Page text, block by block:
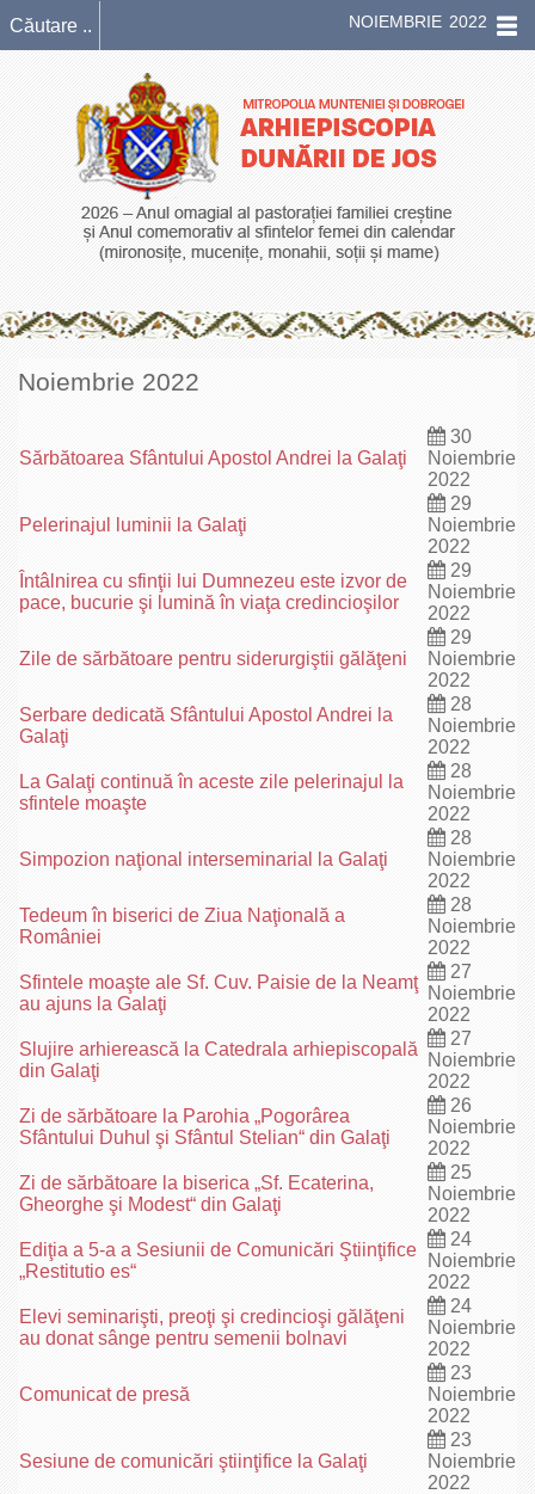
NOIEMBRIE 2022
Noiembrie 2022
Sărbătoarea Sfântului Apostol Andrei la Galaţi
30
Noiembrie
2022
Pelerinajul luminii la Galaţi
29
Noiembrie
2022
Întâlnirea cu sfinţii lui Dumnezeu este izvor de
pace, bucurie şi lumină în viaţa credincioşilor
29
Noiembrie
2022
Zile de sărbătoare pentru siderurgiştii gălăţeni
29
Noiembrie
2022
Serbare dedicată Sfântului Apostol Andrei la
Galaţi
28
Noiembrie
2022
La Galaţi continuă în aceste zile pelerinajul la
sfintele moaşte
28
Noiembrie
2022
Simpozion naţional interseminarial la Galaţi
28
Noiembrie
2022
Tedeum în biserici de Ziua Naţională a
României
28
Noiembrie
2022
Sfintele moaşte ale Sf. Cuv. Paisie de la Neamţ
au ajuns la Galaţi
27
Noiembrie
2022
Slujire arhierească la Catedrala arhiepiscopală
din Galaţi
27
Noiembrie
2022
Zi de sărbătoare la Parohia „Pogorârea
Sfântului Duhul şi Sfântul Stelian“ din Galaţi
26
Noiembrie
2022
Zi de sărbătoare la biserica „Sf. Ecaterina,
Gheorghe şi Modest“ din Galaţi
25
Noiembrie
2022
Ediţia a 5-a a Sesiunii de Comunicări Ştiinţifice
„Restitutio es“
24
Noiembrie
2022
Elevi seminarişti, preoţi şi credincioşi gălăţeni
au donat sânge pentru semenii bolnavi
24
Noiembrie
2022
Comunicat de presă
23
Noiembrie
2022
Sesiune de comunicări ştiinţifice la Galaţi
23
Noiembrie
2022